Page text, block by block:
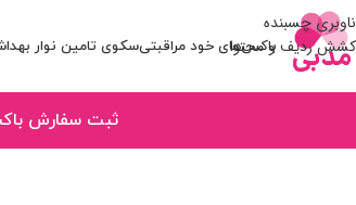
ناوبری چسبنده
کشش ردیف و محتواباکس‌های خود مراقبتیسکوی تامین نوار
ثبت سفارش باکس های